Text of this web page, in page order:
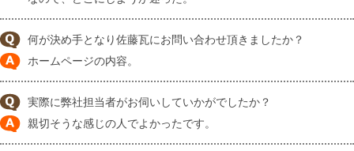
何が決め手となり佐藤瓦にお問い合わせ頂きましたか？
ホームページの内容。
実際に弊社担当者がお伺いしていかがでしたか？
親切そうな感じの人でよかったです。